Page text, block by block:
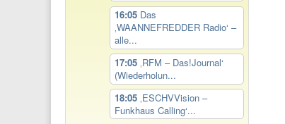
16:05 Das
‚WAANNEFREDDER Radio‘ –
alle...
17:05 ‚RFM – Das!Journal‘
(Wiederholun...
18:05 ‚ESCHVVision –
Funkhaus Calling‘...